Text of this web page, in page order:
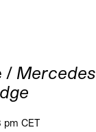
/ Mercedes
pm CET